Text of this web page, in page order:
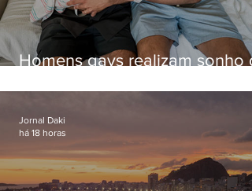
Homens gays realizam sonho
paternidade
Jornal Daki
há 18 horas